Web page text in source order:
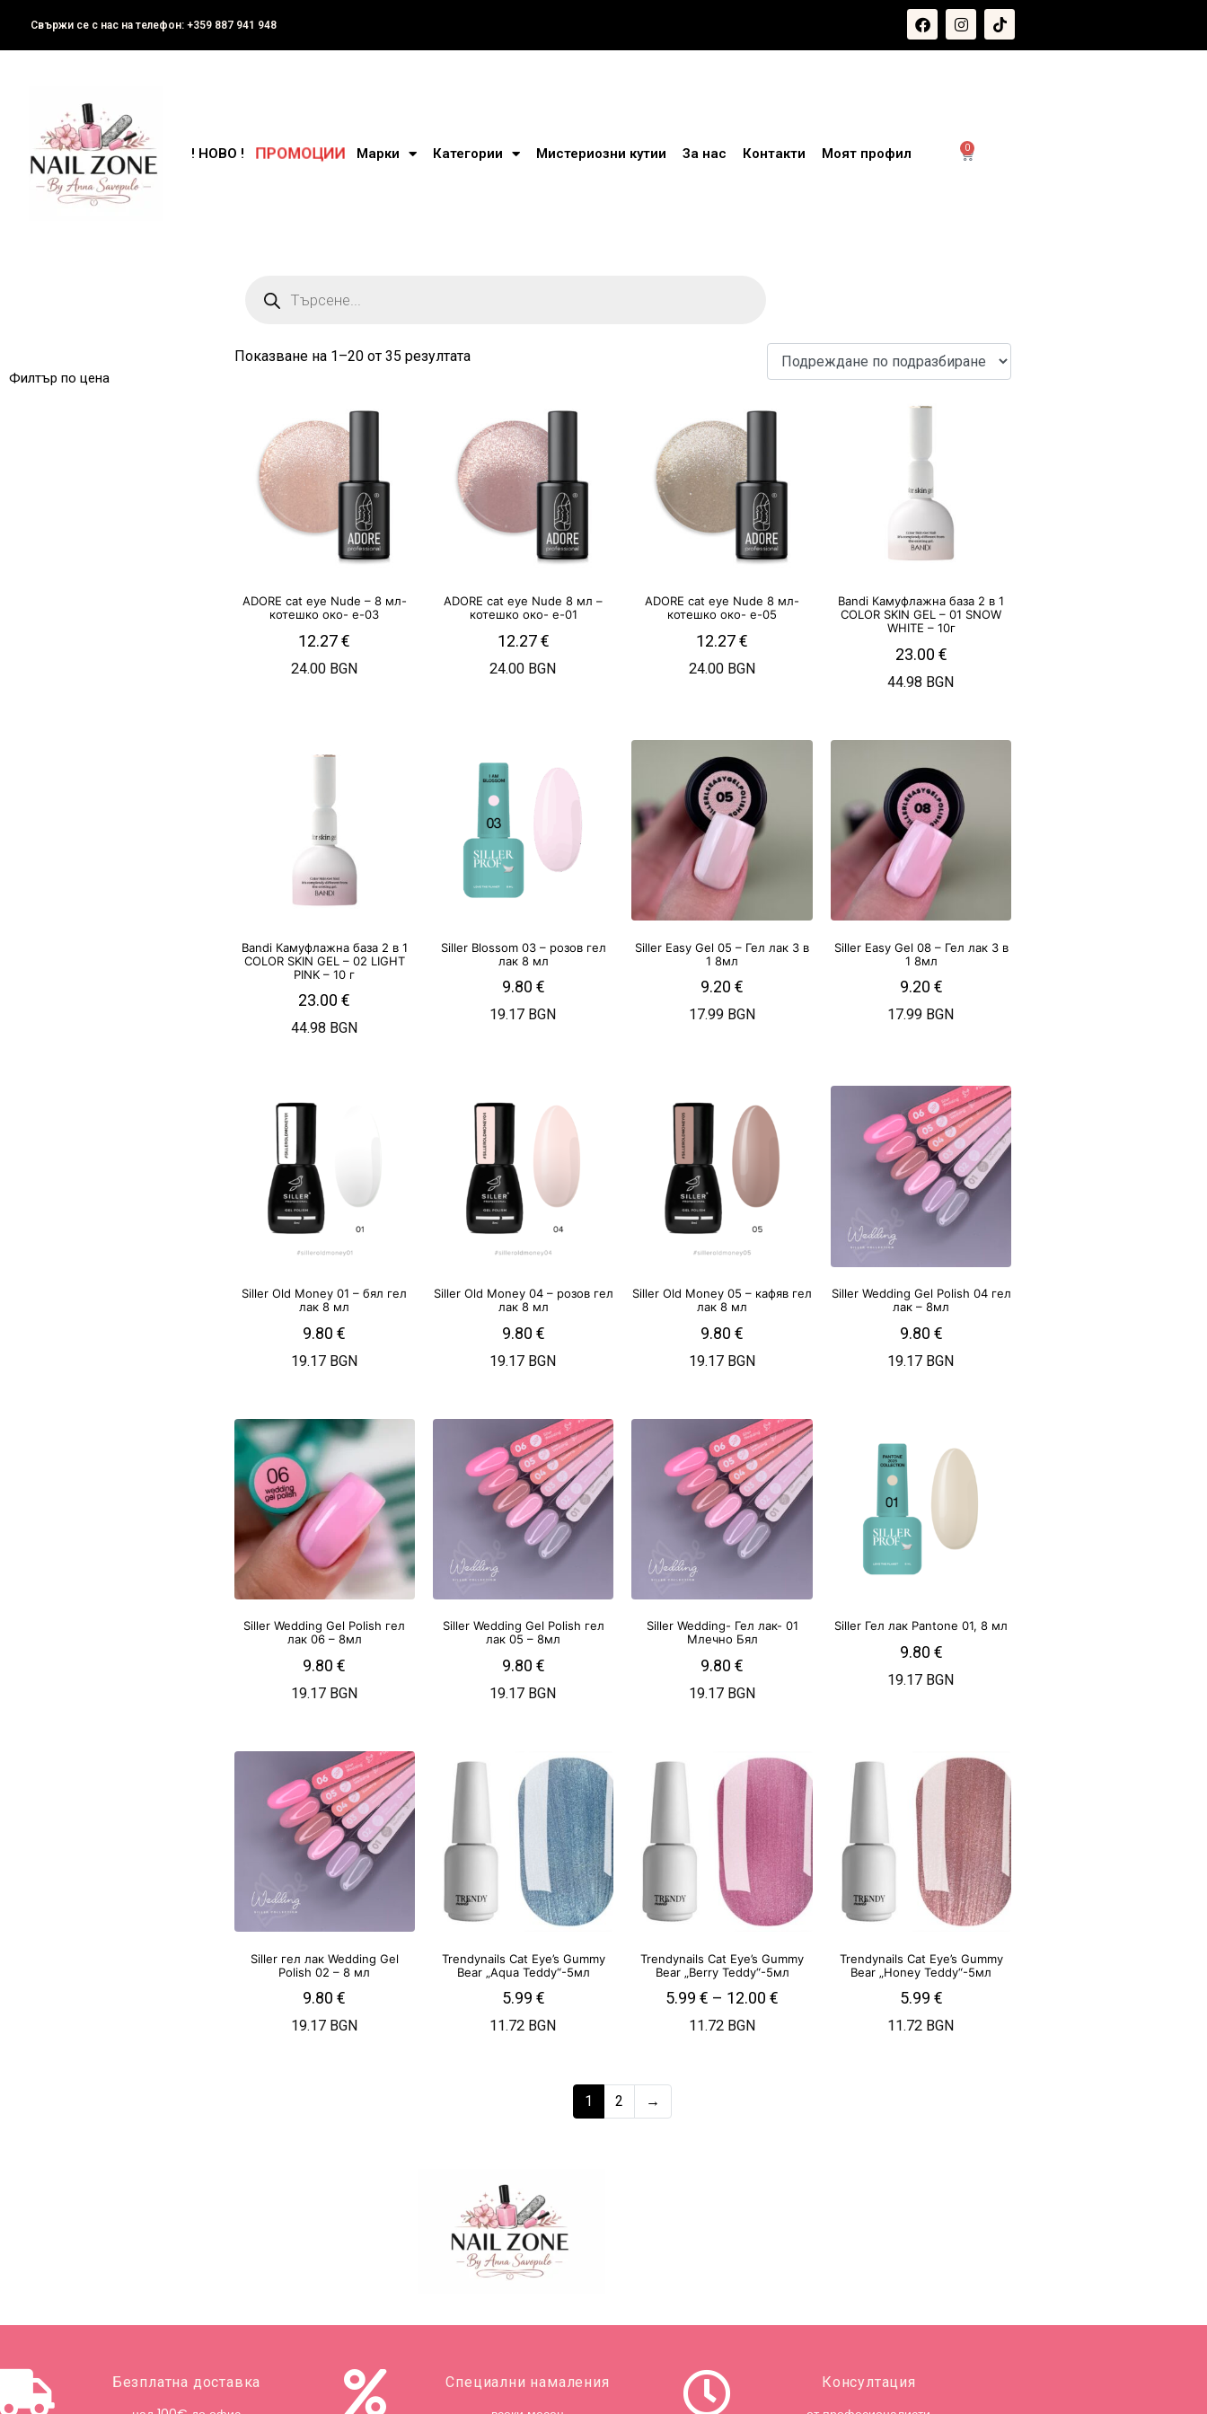
Свържи се с нас на телефон: +359 887 941 948
0
! НОВО ! ПРОМОЦИИ Марки Категории Мистериозни кутии За нас Контакти Моят профил
Филтър по цена
Показване на 1–20 от 35 резултата
ADORE cat eye Nude – 8 мл-
котешко око- e-03
12.27€
24.00 BGN
ADORE cat eye Nude 8 мл –
котешко око- e-01
12.27€
24.00 BGN
ADORE cat eye Nude 8 мл-
котешко око- e-05
12.27€
24.00 BGN
Bandi Камуфлажна база 2 в 1
COLOR SKIN GEL – 01 SNOW
WHITE – 10г
23.00 €
44.98 BGN
Bandi Камуфлажна база 2 в 1
COLOR SKIN GEL – 02 LIGHT
PINK – 10 г
23.00€
44.98 BGN
Siller Blossom 03 – розов гел
лак 8 мл
9.80 €
19.17 BGN
Siller Easy Gel 05 – Гел лак 3 в
1 8мл
9.20€
17.99 BGN
Siller Easy Gel 08 – Гел лак 3 в
1 8мл
9.20 €
17.99 BGN
Siller Old Money 01 – бял гел
лак 8 мл
9.80€
19.17 BGN
Siller Old Money 04 – розов гел
лак 8 мл
9.80 €
19.17 BGN
Siller Old Money 05 – кафяв гел
лак 8 мл
9.80€
19.17 BGN
Siller Wedding Gel Polish 04 гел
лак – 8мл
9.80 €
19.17 BGN
Siller Wedding Gel Polish гел
лак 06 – 8мл
9.80€
19.17 BGN
Siller Wedding Gel Polish гел
лак 05 – 8мл
9.80 €
19.17 BGN
Siller Wedding- Гел лак- 01
Млечно Бял
9.80€
19.17 BGN
Siller Гел лак Pantone 01, 8 мл
9.80 €
19.17 BGN
Siller гел лак Wedding Gel
Polish 02 – 8 мл
9.80€
19.17 BGN
Trendynails Cat Eye’s Gummy
Bear „Aqua Teddy“-5мл
5.99 €
11.72 BGN
Trendynails Cat Eye’s Gummy
Bear „Berry Teddy“-5мл
5.99€ – 12.00€
11.72 BGN
Trendynails Cat Eye’s Gummy
Bear „Honey Teddy“-5мл
5.99 €
11.72 BGN
1 2 →
Безплатна доставка Специални намаления Консултация